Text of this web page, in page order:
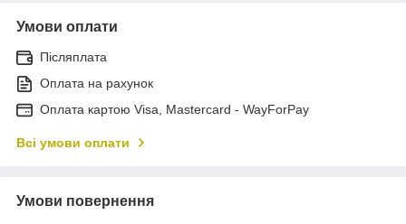
Умови оплати
Післяплата
Оплата на рахунок
Оплата картою Visa, Mastercard - WayForPay
Всі умови оплати
Умови повернення